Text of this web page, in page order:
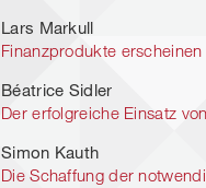
Lars Markull
Finanzprodukte
Béatrice Sidler
Der erfolgreiche Einsatz
Simon Kauth
Die Schaffung der